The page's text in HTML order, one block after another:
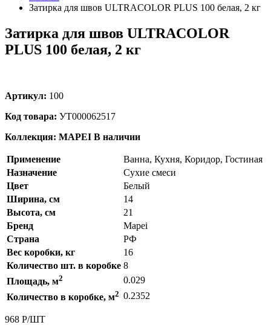
Затирка для швов ULTRACOLOR PLUS 100 белая, 2 кг
Затирка для швов ULTRACOLOR
PLUS 100 белая, 2 кг
Артикул: 100
Код товара: УТ000062517
Коллекция: MAPEI В наличии
Применение
Ванна, Кухня, Коридор, Гостиная
Назначение
Сухие смеси
Цвет
Белый
Ширина, см
14
Высота, см
21
Бренд
Mapei
Страна
РФ
Вес коробки, кг
16
Количество шт. в коробке 8
Площадь, м2
0.029
Количество в коробке, м2 0.2352
968 Р/ШТ